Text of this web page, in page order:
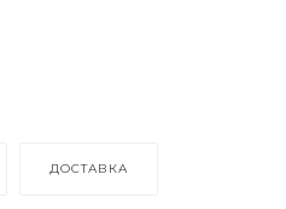
ДОСТАВКА